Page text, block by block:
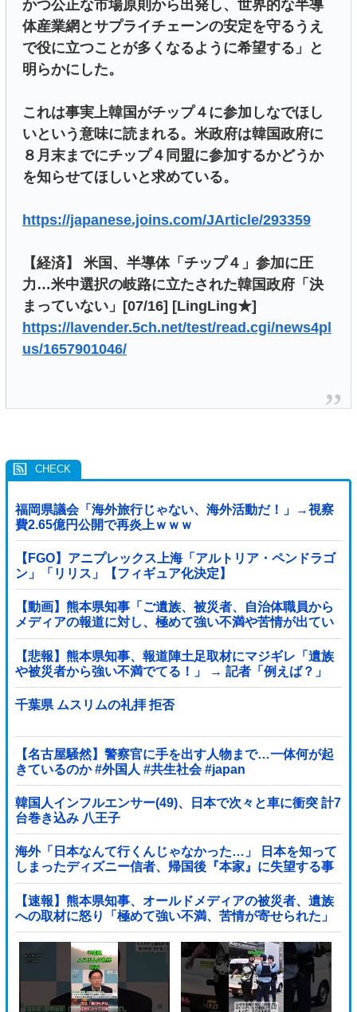
かつ公正な市場原則から出発し、世界的な半導
体産業網とサプライチェーンの安定を守るうえ
で役に立つことが多くなるように希望する」と
明らかにした。
これは事実上韓国がチップ４に参加しなでほし
いという意味に読まれる。米政府は韓国政府に
８月末までにチップ４同盟に参加するかどうか
を知らせてほしいと求めている。
https://japanese.joins.com/JArticle/293359
【経済】 米国、半導体「チップ４」参加に圧
力…米中選択の岐路に立たされた韓国政府「決
まっていない」[07/16] [LingLing★]
https://lavender.5ch.net/test/read.cgi/news4pl
us/1657901046/
福岡県議会「海外旅行じゃない、海外活動だ！」→視察
費2.65億円公開で再炎上ｗｗｗ
【FGO】アニプレックス上海「アルトリア・ペンドラゴ
ン」「リリス」【フィギュア化決定】
【動画】熊本県知事「ご遺族、被災者、自治体職員から
メディアの報道に対し、極めて強い不満や苦情が出てい
る」記者「具体的には？」→
【悲報】熊本県知事、報道陣土足取材にマジギレ「遺族
や被災者から強い不満でてる！」 → 記者「例えば？」
→ 知事、怒り通り越して呆れてしまう …...
千葉県 ムスリムの礼拝 拒否
【名古屋騒然】警察官に手を出す人物まで…一体何が起
きているのか #外国人 #共生社会 #japan
韓国人インフルエンサー(49)、日本で次々と車に衝突 計7
台巻き込み 八王子
海外「日本なんて行くんじゃなかった…」 日本を知って
しまったディズニー信者、帰国後『本家』に失望する事
態に
【速報】熊本県知事、オールドメディアの被災者、遺族
への取材に怒り「極めて強い不満、苦情が寄せられた」
他